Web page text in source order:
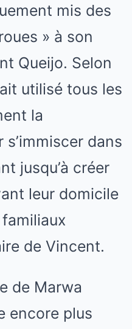
mis des
» à son
Queijo. Selon
utilisé tous les
la
dans
jusqu’à créer
leur domicile
de Vincent.
de Marwa
encore plus